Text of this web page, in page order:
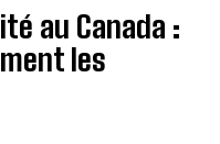
au Canada :
les